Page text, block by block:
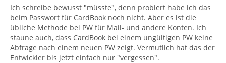
Ich schreibe bewusst "müsste", denn probiert habe ich das
beim Passwort für CardBook noch nicht. Aber es ist die
übliche Methode bei PW für Mail- und andere Konten. Ich
staune auch, dass CardBook bei einem ungültigen PW keine
Abfrage nach einem neuen PW zeigt. Vermutlich hat das der
Entwickler bis jetzt einfach nur "vergessen".